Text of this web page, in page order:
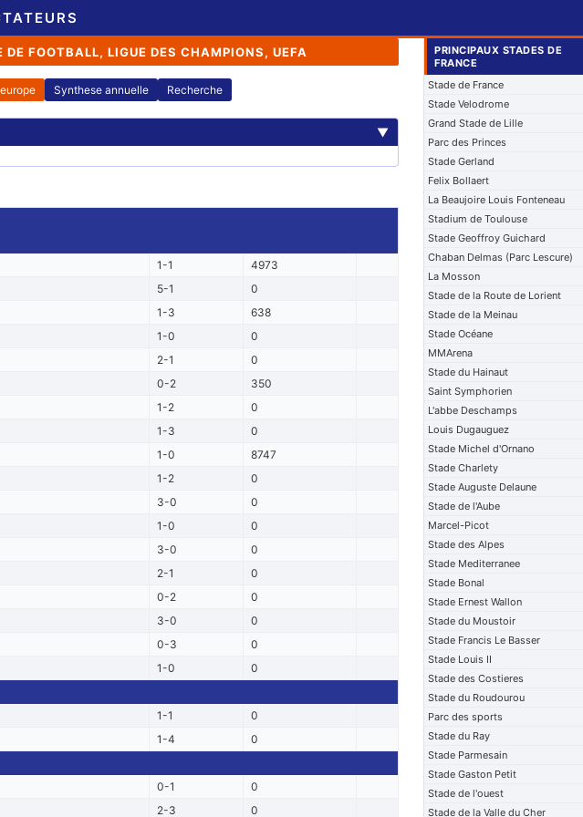
DE FOOTBALL, LIGUE DES CHAMPIONS, UEFA
Synthese annuelle Recherche
▼
1-1
4973
5-1
0
1-3
638
1-0
0
2-1
0
0-2
350
1-2
0
1-3
0
1-0
8747
1-2
0
3-0
0
1-0
0
3-0
0
2-1
0
0-2
0
3-0
0
0-3
0
1-0 0
1-1
0
1-4 0
0-1
0
2-3 0
PRINCIPAUX STADES DE
FRANCE
Stade de France
Stade Velodrome
Grand Stade de Lille
Parc des Princes
Stade Gerland
Felix Bollaert
La Beaujoire Louis Fonteneau
Stadium de Toulouse
Stade Geoffroy Guichard
Chaban Delmas (Parc Lescure)
La Mosson
Stade de la Route de Lorient
Stade de la Meinau
Stade Océane
MMArena
Stade du Hainaut
Saint Symphorien
L'abbe Deschamps
Louis Dugauguez
Stade Michel d'Ornano
Stade Charlety
Stade Auguste Delaune
Stade de l'Aube
Marcel-Picot
Stade des Alpes
Stade Mediterranee
Stade Bonal
Stade Ernest Wallon
Stade du Moustoir
Stade Francis Le Basser
Stade Louis II
Stade des Costieres
Stade du Roudourou
Parc des sports
Stade du Ray
Stade Parmesain
Stade Gaston Petit
Stade de l'ouest
Stade de la Valle du Cher